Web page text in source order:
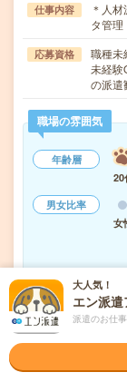
仕事内容
＊人
タ管
応募資格
職種未
未経
の派遣
職場の雰囲気
年齢層
20
男女比率
女
気になる!
大人気！
エン派遣
派遣のお仕